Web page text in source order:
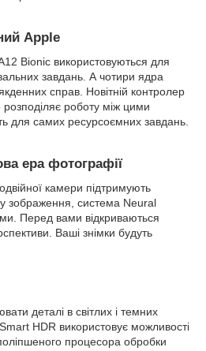
Apple
Bionic використовуються для
завдань. А чотири ядра
справ. Новітній контролер
розподіляє роботу між цими
для самих ресурсоємних завдань.
ера фотографії
камери підтримують
зображення, система Neural
Перед вами відкриваються
Ваші знімки будуть
деталі в світлих і темних
HDR використовує можливості
процесора обробки